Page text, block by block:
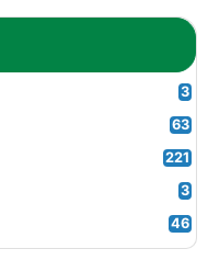
3
63
221
3
46